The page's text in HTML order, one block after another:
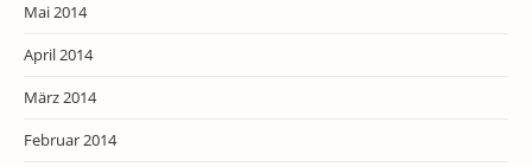
Mai 2014
April 2014
März 2014
Februar 2014